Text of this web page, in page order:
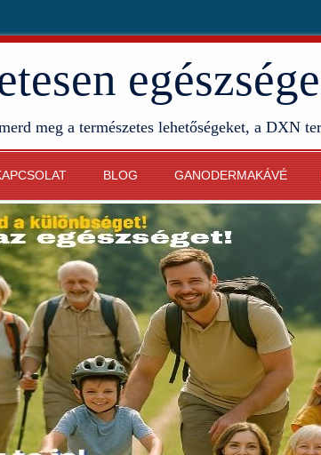
meg a természetes lehetőségeket, a DXN
BLOG GANODERMAKÁVÉ